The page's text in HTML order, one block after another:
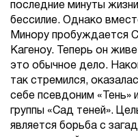
последние минуты
бессилие. Однако
Минору пробуждается
Кагеноу. Теперь он
это обычное дело.
так стремился,
себе псевдоним «Тень»
группы «Сад теней».
является борьба с